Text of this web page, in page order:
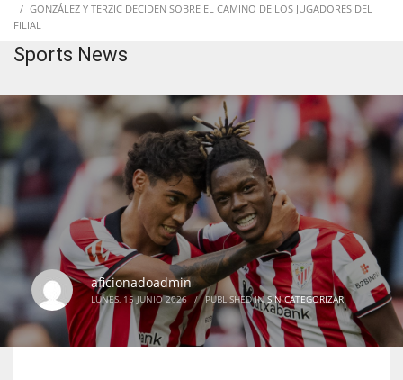
GONZÁLEZ Y TERZIC DECIDEN SOBRE EL CAMINO DE LOS JUGADORES DEL
FILIAL
Sports News
aficionadoadmin
LUNES, 15 JUNIO 2026 / PUBLISHED INSIN CATEGORIZAR